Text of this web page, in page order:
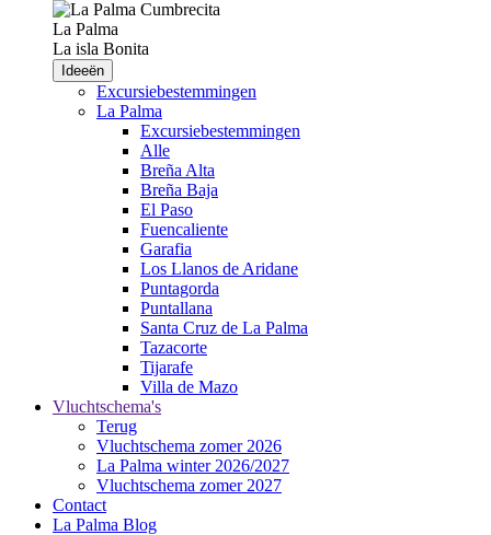
La Palma
La isla Bonita
Ideeën
Excursiebestemmingen
La Palma
Excursiebestemmingen
Alle
Breña Alta
Breña Baja
El Paso
Fuencaliente
Garafia
Los Llanos de Aridane
Puntagorda
Puntallana
Santa Cruz de La Palma
Tazacorte
Tijarafe
Villa de Mazo
Vluchtschema's
Terug
Vluchtschema zomer 2026
La Palma winter 2026/2027
Vluchtschema zomer 2027
Contact
La Palma Blog